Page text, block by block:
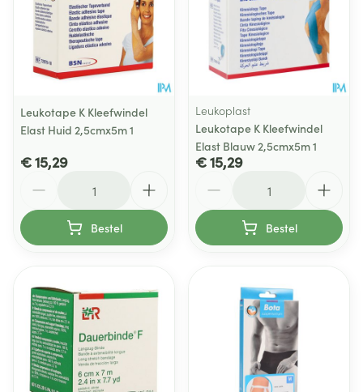
Leukotape K Kleefwindel
Elast Huid 2,5cmx5m 1
€ 15,29
Bestel
Leukoplast
Leukotape K Kleefwindel
Elast Blauw 2,5cmx5m 1
€ 15,29
Bestel